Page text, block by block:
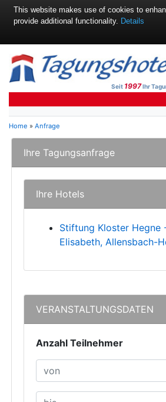
Seit 1997Ihr
Home » Anfrage
Ihre Tagungsanfrage
Ihre Hotels
Stiftung Kloster Hegne
Elisabeth, Allensbach-
VERANSTALTUNGSDATEN
Anzahl Teilnehmer
This website makes use of cookies to
provide additional functionality. Details